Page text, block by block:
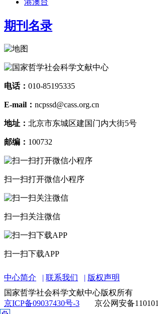
港澳台
期刊名录
电话： 010-85195335
E-mail： ncpssd@cass.org.cn
地址： 北京市东城区建国门内大街5号
邮编： 100732
扫一扫打开微信小程序
扫一扫关注微信
扫一扫下载APP
中心简介 联系我们
版权声明
国家哲学社会科学文献中心版权所有
京ICP备09037430号-3
京公网安备